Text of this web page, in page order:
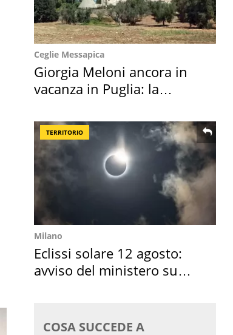
Ceglie Messapica
Giorgia Meloni ancora in
vacanza in Puglia: la
TERRITORIO
Milano
Eclissi solare 12 agosto:
avviso del ministero su